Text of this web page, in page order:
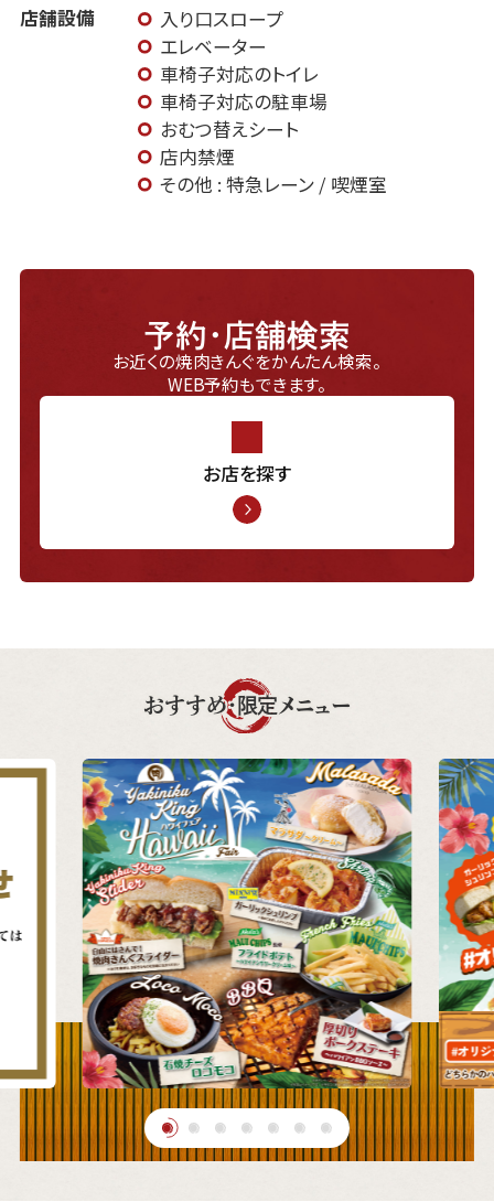
店舗設備
入り口スロープ
エレベーター
車椅子対応のトイレ
車椅子対応の駐車場
おむつ替えシート
店内禁煙
その他 : 特急レーン / 喫煙室
予約・店舗検索
お近くの焼肉きんぐをかんたん検索。
WEB予約もできます。
お店を探す
おすすめ・限定メニュー